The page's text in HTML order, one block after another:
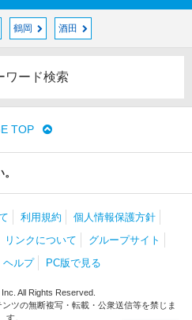
鶴岡 酒田
ワード検索
TOP
利用規約
個人情報保護方針
リンクについて
グループサイト
ヘルプ PC版で見る
All Rights Reserved.
ツの無断複写・転載・公衆送信等を禁じま
す。